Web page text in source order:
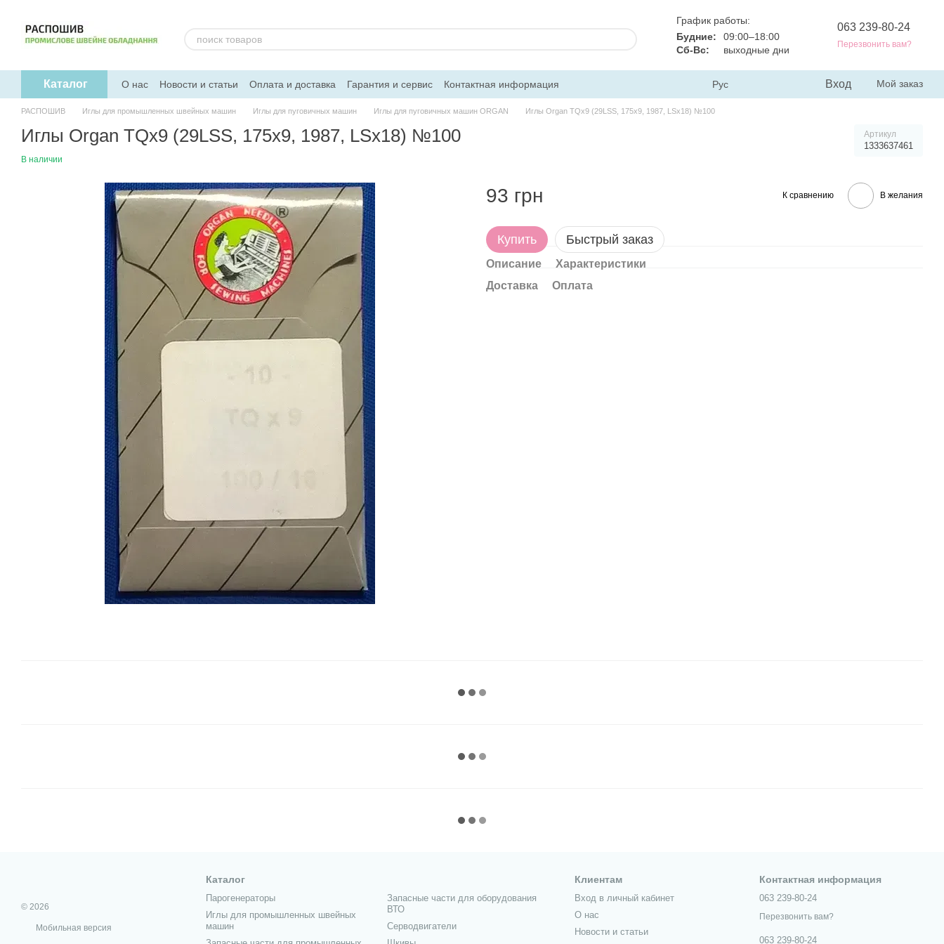
График работы:
Будние:
09:00–18:00
Сб-Вс:
выходные дни
063 239-80-24
Перезвонить вам?
Каталог О нас Новости и статьи Оплата и доставка Гарантия и сервис Контактная информация Рус Вход Мой заказ
РАСПОШИВ Иглы для промышленных швейных машин Иглы для пуговичных машин Иглы для пуговичных машин ORGAN Иглы Organ TQx9 (29LSS, 175x9, 1987, LSx18) №100
Иглы Organ TQx9 (29LSS, 175x9, 1987, LSx18) №100 Артикул
1333637461
В наличии
93 грн К сравнению В желания
Купить Быстрый заказ
Описание
Характеристики
Доставка
Оплата
© 2026
Мобильная версия
Каталог
Парогенераторы
Иглы для промышленных швейных
машин
Запасные части для оборудования
ВТО
Серводвигатели
Клиентам
Вход в личный кабинет
О нас
Новости и статьи
Контактная информация
063 239-80-24
Перезвонить вам?
063 239-80-24